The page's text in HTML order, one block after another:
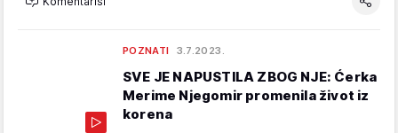
POZNATI 3.7.2023.
SVE JE NAPUSTILA ZBOG NJE: Ćerka
Merime Njegomir promenila život iz
korena